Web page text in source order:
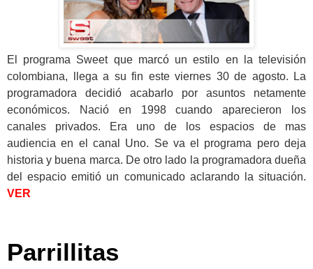
El programa Sweet que marcó un estilo en la televisión
colombiana, llega a su fin este viernes 30 de agosto. La
programadora decidió acabarlo por asuntos netamente
económicos. Nació en 1998 cuando aparecieron los
canales privados. Era uno de los espacios de mas
audiencia en el canal Uno. Se va el programa pero deja
historia y buena marca. De otro lado la programadora dueña
del espacio emitió un comunicado aclarando la situación.
VER
Parrillitas